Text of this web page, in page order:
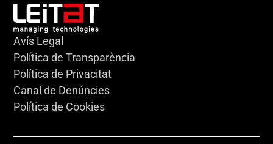
Avís Legal
Política de Transparència
Política de Privacitat
Canal de Denúncies
Política de Cookies